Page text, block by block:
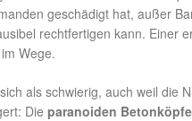
geschädigt hat, außer
rechtfertigen kann. Einer
Wege.
als schwierig, auch weil die
Die paranoiden